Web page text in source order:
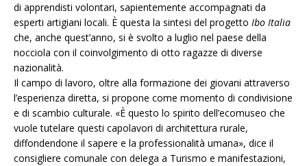
di apprendisti volontari, sapientemente accompagnati da
esperti artigiani locali. È questa la sintesi del progetto Ibo Italia
che, anche quest’anno, si è svolto a luglio nel paese della
nocciola con il coinvolgimento di otto ragazze di diverse
nazionalità.
Il campo di lavoro, oltre alla formazione dei giovani attraverso
l’esperienza diretta, si propone come momento di condivisione
e di scambio culturale. «È questo lo spirito dell’ecomuseo che
vuole tutelare questi capolavori di architettura rurale,
diffondendone il sapere e la professionalità umana», dice il
consigliere comunale con delega a Turismo e manifestazioni,